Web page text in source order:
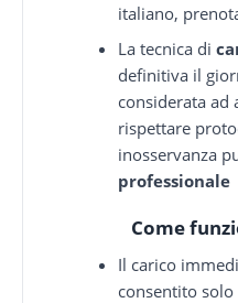
italiano,
La tecnica di
definitiva il
considerata ad
rispettare
inosservanza
professionale
Come
Il carico
consentito